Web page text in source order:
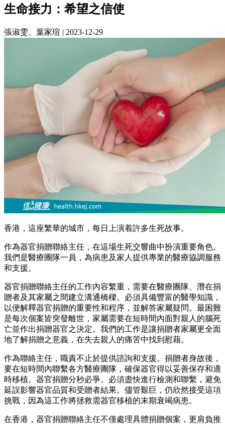
生命接力：希望之信使
張淑雯、葉家瑄 | 2023-12-29
香港，這座繁華的城市，每日上演着許多生死故事。
作為器官捐贈聯絡主任，在這場生死交響曲中扮演重要角色。
我們是醫療團隊一員，為病患及家人提供專業的醫療協調服務
和支援。
器官捐贈聯絡主任的工作內容繁重，需要在醫療團隊、潛在捐
贈者及其家屬之間建立溝通橋樑。必須具備豐富的醫學知識，
以便解釋器官捐贈的重要性和程序，並解答家屬疑問。最困難
是每次個案皆突發離世，家屬需要在短時間內面對親人的腦死
亡並作出捐贈器官之決定。我們的工作是讓捐贈者家屬更全面
地了解捐贈之意義，在失去親人的痛苦中找到慰藉。
作為聯絡主任，職責不止於提供諮詢和支援。捐贈者身故後，
要在短時間內聯繫各方醫療團隊，確保器官得以妥善保存和適
時移植。器官捐贈分秒必爭。必須盡快進行檢測和聯繫，避免
延誤影響器官品質和受贈者結果。儘管艱巨，仍欣然接受這項
挑戰，因為這工作將拯救需器官移植的末期衰竭病患。
在香港，器官捐贈聯絡主任不僅處理具體捐贈個案，更肩負推